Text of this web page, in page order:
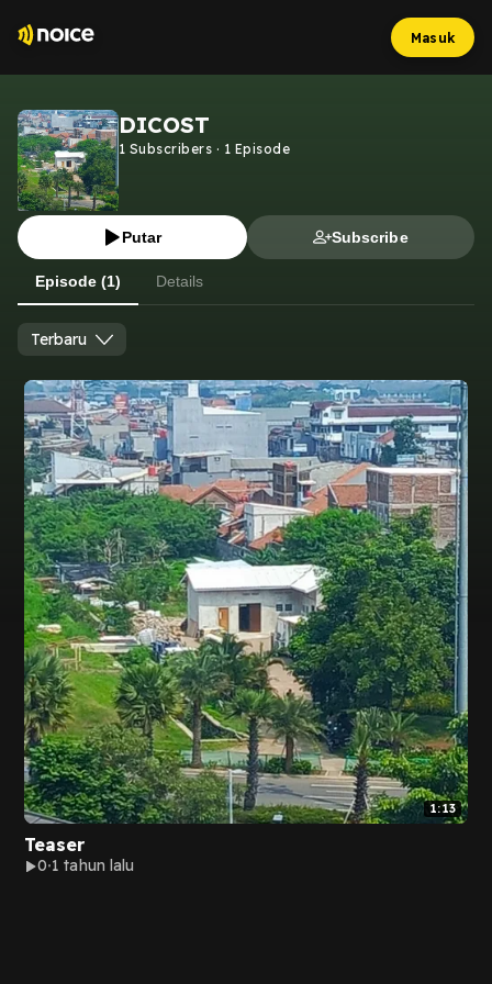
Masuk
DICOST
1 Subscribers · 1 Episode
Putar Subscribe
Episode (1) Details
Terbaru
1:13
Teaser
0 1 tahun lalu